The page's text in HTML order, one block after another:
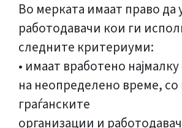
Во мерката имаат право да
работодавачи кои ги
следните критериуми:
• имаат вработено
на неопределено време, со
граѓанските
организации и